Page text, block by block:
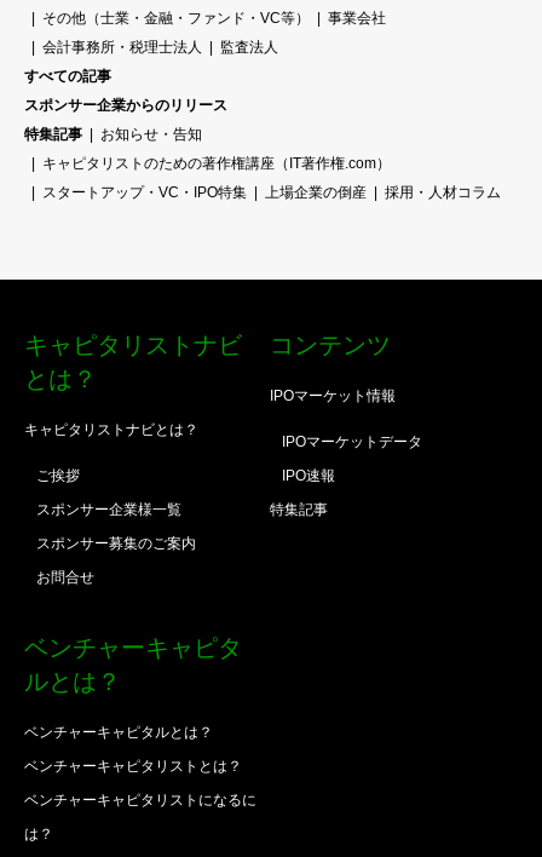
その他（士業・金融・ファンド・VC等）
事業会社
会計事務所・税理士法人
監査法人
すべての記事
スポンサー企業からのリリース
特集記事
お知らせ・告知
キャピタリストのための著作権講座（IT著作権.com）
スタートアップ・VC・IPO特集
上場企業の倒産 採用・人材コラム
キャピタリストナビ
とは？
キャピタリストナビとは？
ご挨拶
スポンサー企業様一覧
スポンサー募集のご案内
お問合せ
コンテンツ
IPOマーケット情報
IPOマーケットデータ
IPO速報
特集記事
ベンチャーキャピタ
ルとは？
ベンチャーキャピタルとは？
ベンチャーキャピタリストとは？
ベンチャーキャピタリストになるに
は？